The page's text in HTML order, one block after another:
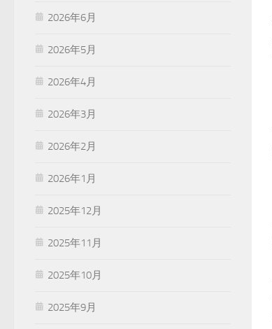
2026年6月
2026年5月
2026年4月
2026年3月
2026年2月
2026年1月
2025年12月
2025年11月
2025年10月
2025年9月